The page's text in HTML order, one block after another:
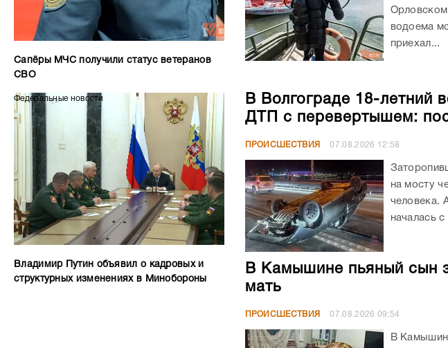
Сапёры МЧС получили статус ветеранов
СВО
Федеральные новости
Владимир Путин объявил о кадровых и
структурных изменениях в Минобороны
Орловском
водоема
приехал...
В Волгограде 18-летний
ДТП с перевертышем:
ПРОИСШЕСТВИЯ 07.08.2026 12:58
на мосту
человека.
началась
В Камышине пьяный сын
мать
ПРОИСШЕСТВИЯ 07.08.2026 09:54
В